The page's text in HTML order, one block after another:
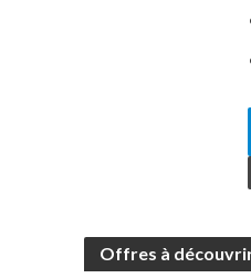
Offres à